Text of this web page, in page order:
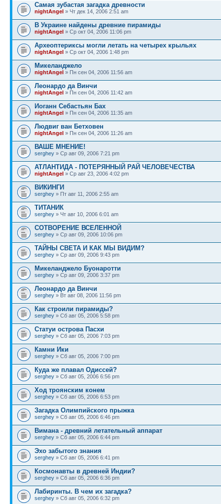
Самая зубастая загадка древности
nightAngel » Чт дек 14, 2006 2:51 am
В Украине найдены древние пирамиды
nightAngel » Ср окт 04, 2006 11:06 pm
Археоптериксы могли летать на четырех крыльях
nightAngel » Ср окт 04, 2006 1:48 pm
Микеланджело
nightAngel » Пн сен 04, 2006 11:56 am
Леонардо да Винчи
nightAngel » Пн сен 04, 2006 11:42 am
Иоганн Себастьян Бах
nightAngel » Пн сен 04, 2006 11:35 am
Людвиг ван Бетховен
nightAngel » Пн сен 04, 2006 11:26 am
ВАШЕ МНЕНИЕ!
serghey » Ср авг 09, 2006 7:21 pm
АТЛАНТИДА - ПОТЕРЯННЫЙ РАЙ ЧЕЛОВЕЧЕСТВА
nightAngel » Ср авг 23, 2006 4:02 pm
ВИКИНГИ
serghey » Пт авг 11, 2006 2:55 am
ТИТАНИК
serghey » Чт авг 10, 2006 6:01 am
СОТВОРЕНИЕ ВСЕЛЕННОЙ
serghey » Ср авг 09, 2006 10:06 pm
ТАЙНЫ СВЕТА И КАК МЫ ВИДИМ?
serghey » Ср авг 09, 2006 9:43 pm
Микеланджело Буонаротти
serghey » Ср авг 09, 2006 3:37 pm
Леонардо да Винчи
serghey » Вт авг 08, 2006 11:56 pm
Как строили пирамиды?
serghey » Сб авг 05, 2006 5:58 pm
Статуи острова Пасхи
serghey » Сб авг 05, 2006 7:03 pm
Камни Ики
serghey » Сб авг 05, 2006 7:00 pm
Куда же плавал Одиссей?
serghey » Сб авг 05, 2006 6:56 pm
Ход троянским конем
serghey » Сб авг 05, 2006 6:53 pm
Загадка Олимпийского прыжка
serghey » Сб авг 05, 2006 6:46 pm
Вимана - древний летательный аппарат
serghey » Сб авг 05, 2006 6:44 pm
Эхо забытого знания
serghey » Сб авг 05, 2006 6:41 pm
Космонавты в древней Индии?
serghey » Сб авг 05, 2006 6:36 pm
Лабиринты. В чем их загадка?
serghey » Сб авг 05, 2006 6:32 pm